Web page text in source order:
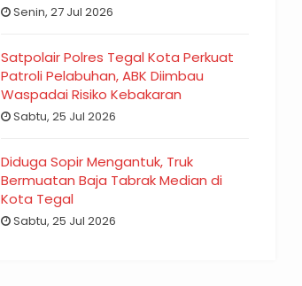
Senin, 27 Jul 2026
Satpolair Polres Tegal Kota Perkuat
Patroli Pelabuhan, ABK Diimbau
Waspadai Risiko Kebakaran
Sabtu, 25 Jul 2026
Diduga Sopir Mengantuk, Truk
Bermuatan Baja Tabrak Median di
Kota Tegal
Sabtu, 25 Jul 2026